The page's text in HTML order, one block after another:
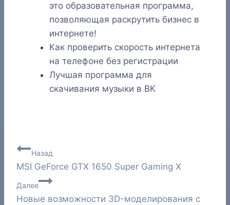
это образовательная программа,
позволяющая раскрутить бизнес в
интернете!
Как проверить скорость интернета
на телефоне без регистрации
Лучшая программа для
скачивания музыки в ВК
Навигация
по
записям
Назад
MSI GeForce GTX 1650 Super Gaming X
Далее
Новые возможности 3D-моделирования с